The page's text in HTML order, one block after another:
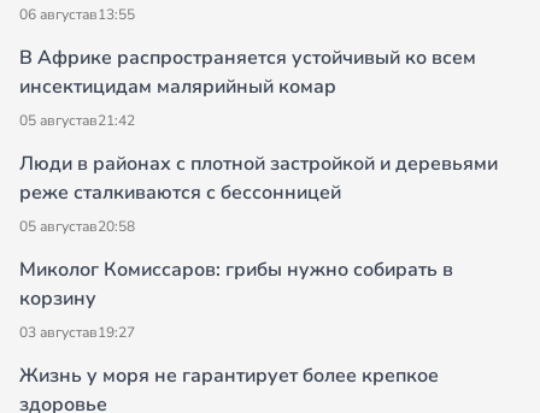
06 августав13:55
В Африке распространяется устойчивый ко всем
инсектицидам малярийный комар
05 августав21:42
Люди в районах с плотной застройкой и деревьями
реже сталкиваются с бессонницей
05 августав20:58
Миколог Комиссаров: грибы нужно собирать в
корзину
03 августав19:27
Жизнь у моря не гарантирует более крепкое
здоровье